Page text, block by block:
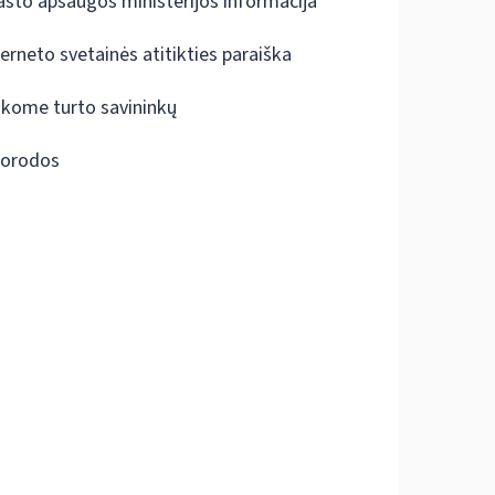
svetainės atitikties paraiška
turto savininkų